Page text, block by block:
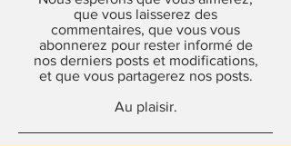
que vous laisserez des
commentaires, que vous vous
abonnerez pour rester informé de
nos derniers posts et modifications,
et que vous partagerez nos posts.
Au plaisir.